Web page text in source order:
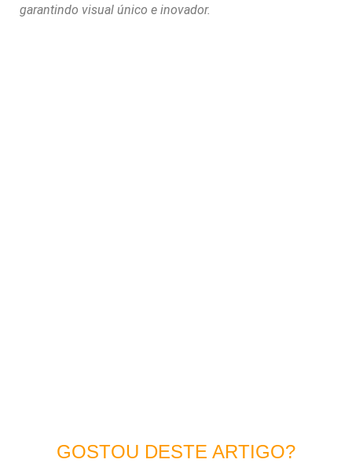
garantindo visual único e inovador.
GOSTOU DESTE ARTIGO?